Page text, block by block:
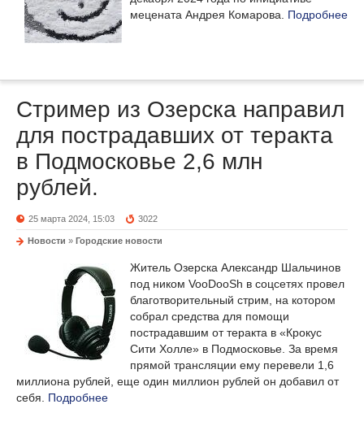
мецената Андрея Комарова. Подробнее
Стример из Озерска направил
для пострадавших от теракта
в Подмосковье 2,6 млн
рублей.
25 марта 2024, 15:03 3022
Новости » Городские новости
Житель Озерска Александр Шальчинов
под ником VooDooSh в соцсетях провел
благотворительный стрим, на котором
собрал средства для помощи
пострадавшим от теракта в «Крокус
Сити Холле» в Подмосковье. За время
прямой трансляции ему перевели 1,6
миллиона рублей, еще один миллион рублей он добавил от
себя. Подробнее